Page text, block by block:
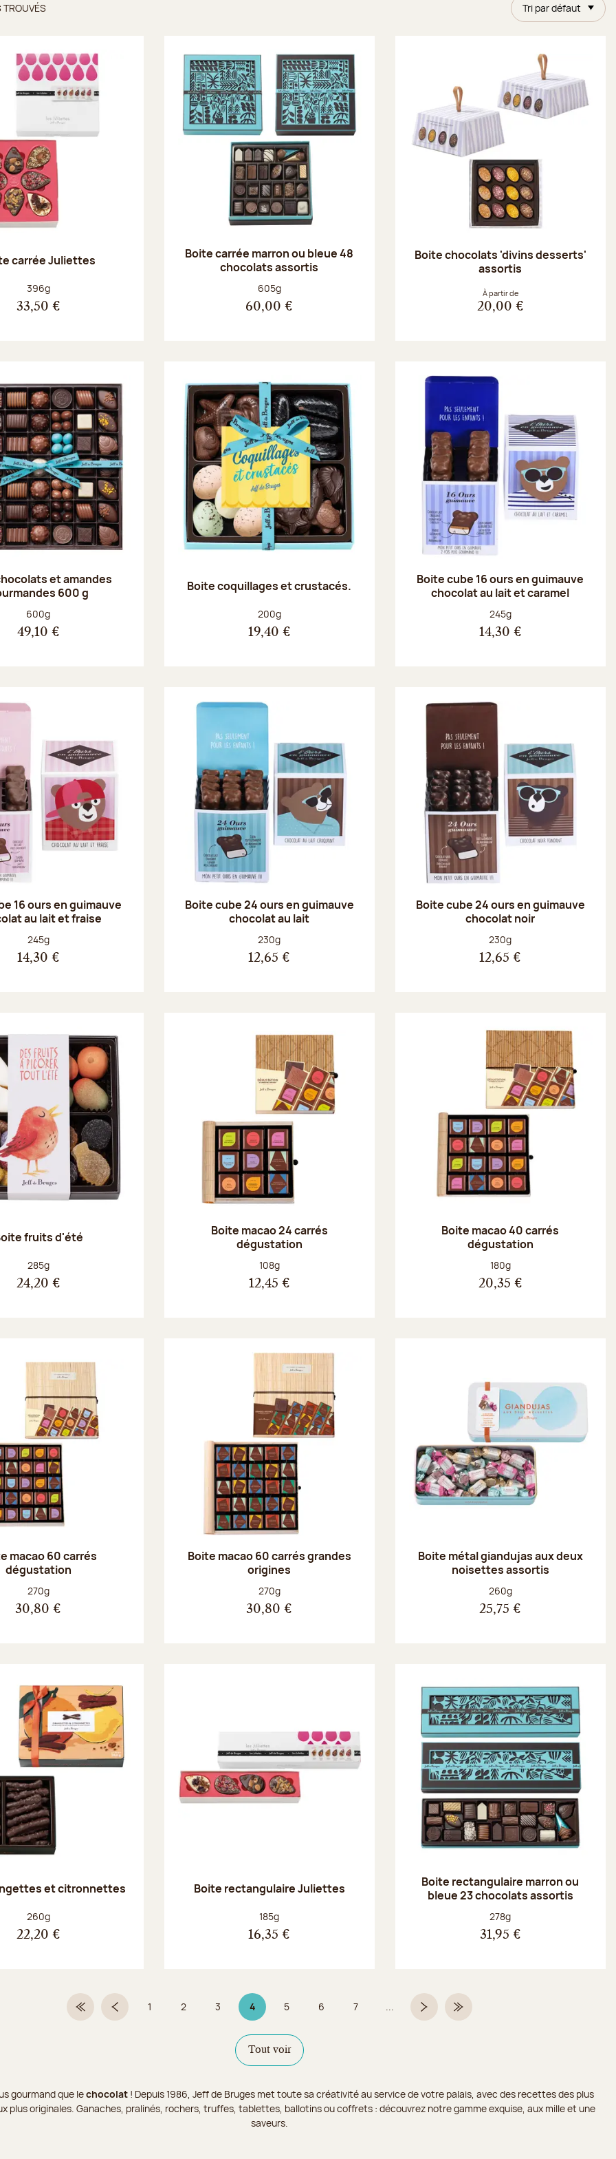
Tri par défaut
trouvés
TROUVÉS
carrée Juliettes
Poids net :
396g
33,50 €
Boite carrée marron ou bleue 48
chocolats assortis
Poids net :
605g
60,00 €
Boite chocolats 'divins desserts'
assortis
À partir de
20,00 €
et amandes
600 g
Poids net :
600g
49,10 €
Boite coquillages et crustacés.
Poids net :
200g
19,40 €
Boite cube 16 ours en guimauve
chocolat au lait et caramel
Poids net :
245g
14,30 €
16 ours en guimauve
au lait et fraise
Poids net :
245g
14,30 €
Boite cube 24 ours en guimauve
chocolat au lait
Poids net :
230g
12,65 €
Boite cube 24 ours en guimauve
chocolat noir
Poids net :
230g
12,65 €
fruits d'été
Poids net :
285g
24,20 €
Boite macao 24 carrés
dégustation
Poids net :
108g
12,45 €
Boite macao 40 carrés
dégustation
Poids net :
180g
20,35 €
macao 60 carrés
dégustation
Poids net :
270g
30,80 €
Boite macao 60 carrés grandes
origines
Poids net :
270g
30,80 €
Boite métal giandujas aux deux
noisettes assortis
Poids net :
260g
25,75 €
et citronnettes
Poids net :
260g
22,20 €
Boite rectangulaire Juliettes
Poids net :
185g
16,35 €
Boite rectangulaire marron ou
bleue 23 chocolats assortis
Poids net :
278g
31,95 €
Première pagePage précédente
Page
1 Page
2 Page
3 4Page 4 sur 9
Page
5 Page
6 Page
7 ... Page suivanteDernière page
Tout voir
gourmand que lechocolat! Depuis 1986, Jeff de Bruges met toute sa créativité au service de votre palais, avec des recettes des plus
plus originales. Ganaches, pralinés, rochers, truffes, tablettes, ballotins ou coffrets : découvrez notre gamme exquise, aux mille et une
saveurs.